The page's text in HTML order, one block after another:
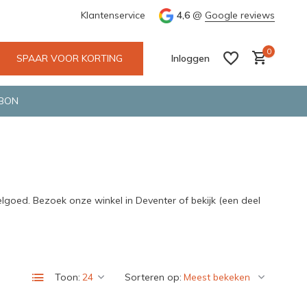
Groene en snelle bezorging door o.a. Fietskoerier en
Klantenservice 4,6 @ Google reviews
SPAAR VOOR KORTING Inloggen
0
Bezoek onze winkel in Deventer of bekijk (een deel
Toon: Sorteren op: